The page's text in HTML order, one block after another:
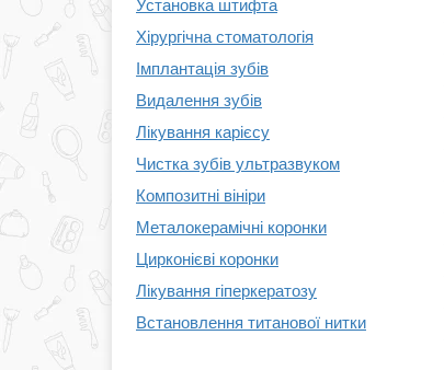
Установка штифта
Хірургічна стоматологія
Імплантація зубів
Видалення зубів
Лікування карієсу
Чистка зубів ультразвуком
Композитні вініри
Металокерамічні коронки
Цирконієві коронки
Лікування гіперкератозу
Встановлення титанової нитки